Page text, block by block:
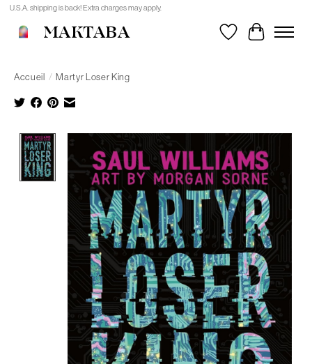
U.S.A. shipping is back! Extra charges may apply.
MAKTABA Liste de souhaits
Panier
Accueil / Martyr Loser King
Product image slideshow Items